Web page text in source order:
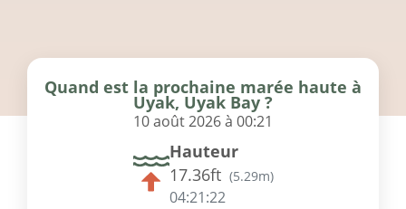
Quand est la prochaine marée haute à
Uyak, Uyak Bay ?
10 août 2026 à 00:21
Hauteur
17.36ft (5.29m)
04:21:22